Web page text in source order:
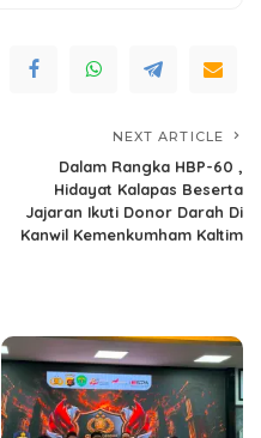
NEXT ARTICLE
Dalam Rangka HBP-60 ,
Hidayat Kalapas Beserta
Jajaran Ikuti Donor Darah Di
Kanwil Kemenkumham Kaltim